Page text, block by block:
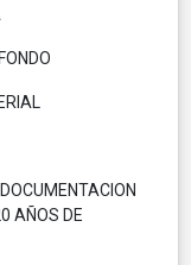
AÑOS DE